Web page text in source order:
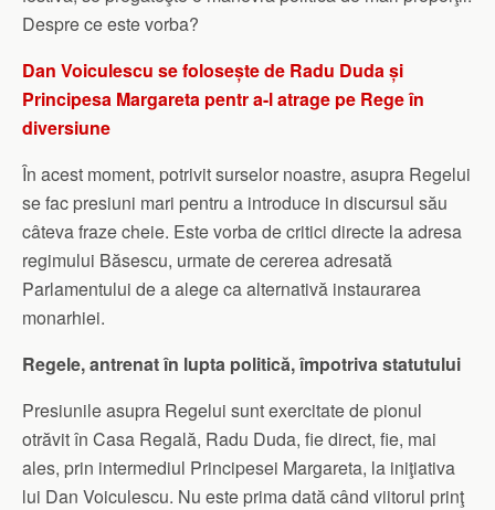
Despre ce este vorba?
Dan Voiculescu se folosește de Radu Duda și
Principesa Margareta pentr a-l atrage pe Rege în
diversiune
În acest moment, potrivit surselor noastre, asupra Regelui
se fac presiuni mari pentru a introduce in discursul său
câteva fraze cheie. Este vorba de critici directe la adresa
regimului Băsescu, urmate de cererea adresată
Parlamentului de a alege ca alternativă instaurarea
monarhiei.
Regele, antrenat în lupta politică, împotriva statutului
Presiunile asupra Regelui sunt exercitate de pionul
otrăvit în Casa Regală, Radu Duda, fie direct, fie, mai
ales, prin intermediul Principesei Margareta, la iniţiativa
lui Dan Voiculescu. Nu este prima dată când viitorul prinţ